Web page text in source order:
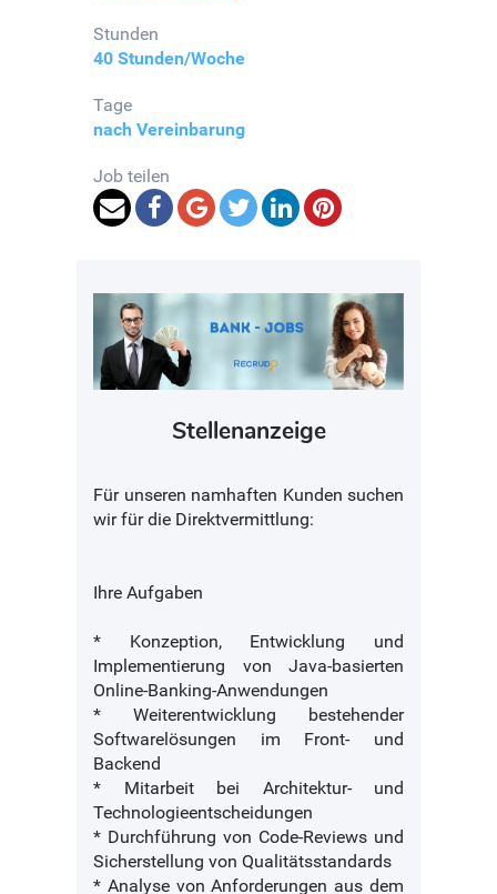
Stunden
40 Stunden/Woche
Tage
nach Vereinbarung
Job teilen
Stellenanzeige
Für unseren namhaften Kunden suchen
wir für die Direktvermittlung:
Ihre Aufgaben
* Konzeption, Entwicklung und
Implementierung von Java-basierten
Online-Banking-Anwendungen
* Weiterentwicklung bestehender
Softwarelösungen im Front- und
Backend
* Mitarbeit bei Architektur- und
Technologieentscheidungen
* Durchführung von Code-Reviews und
Sicherstellung von Qualitätsstandards
* Analyse von Anforderungen aus dem